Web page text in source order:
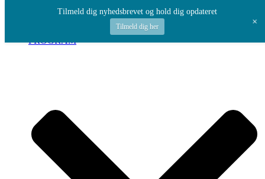
Spring til indhold
PROGRAM
Tilmeld dig nyhedsbrevet og hold dig opdateret
Tilmeld dig her +